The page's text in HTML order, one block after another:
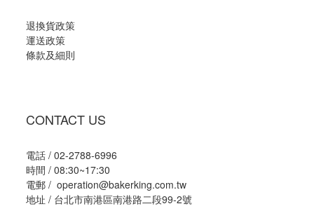
退換貨政策
運送政策
條款及細則
CONTACT US
電話 / 02-2788-6996
時間 / 08:30~17:30
電郵 / operation@bakerking.com.tw
地址 / 台北市南港區南港路二段99-2號